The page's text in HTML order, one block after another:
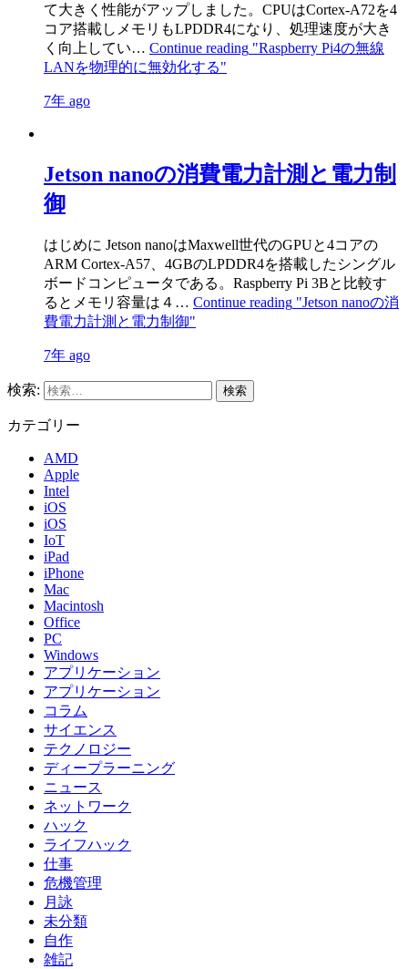
て大きく性能がアップしました。CPUはCortex-A72を4
コア搭載しメモリもLPDDR4になり、処理速度が大き
く向上してい… Continue reading "Raspberry Pi4の無線
LANを物理的に無効化する"
7年 ago
Jetson nanoの消費電力計測と電力制
御
はじめに Jetson nanoはMaxwell世代のGPUと4コアの
ARM Cortex-A57、4GBのLPDDR4を搭載したシングル
ボードコンピュータである。Raspberry Pi 3Bと比較す
るとメモリ容量は４… Continue reading "Jetson nanoの消
費電力計測と電力制御"
7年 ago
検索:
カテゴリー
AMD
Apple
Intel
iOS
iOS
IoT
iPad
iPhone
Mac
Macintosh
Office
PC
Windows
アプリケーション
アプリケーション
コラム
サイエンス
テクノロジー
ディープラーニング
ニュース
ネットワーク
ハック
ライフハック
仕事
危機管理
月詠
未分類
自作
雑記